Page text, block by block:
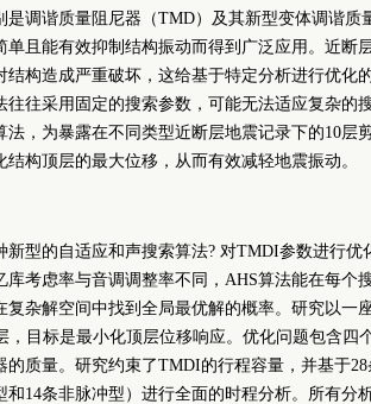
是调谐质量阻尼器（TMD）及其新型变体调谐
单且能有效抑制结构振动而得到广泛应用。近断
结构造成严重破坏，这给基于特定分析进行优化
往往采用固定的搜索参数，可能无法适应复杂的
法，为暴露在不同类型近断层地震记录下的10层
结构顶层的最大位移，从而有效减轻地震振动。
新型的自适应和声搜索算法? 对TMDI参数进行优
库考虑率与音调调整率不同，AHS算法能在每个
复杂解空间中找到全局最优解的概率。研究以一
，目标是最小化顶层位移响应。优化问题包含四
的质量。研究约束了TMDI的行程容量，并基于
和14条非脉冲型）进行全面的时程分析。所有分